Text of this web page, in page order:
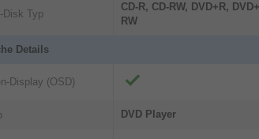
Disk Typ
CD-R, CD-RW, DVD+R,
RW
Details
Display (OSD)
DVD Player